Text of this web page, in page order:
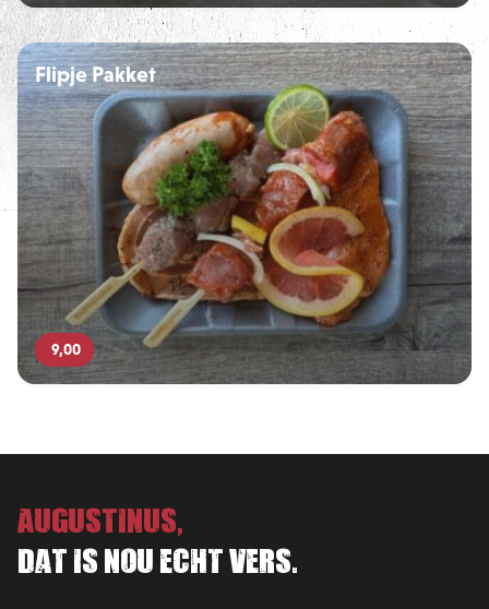
Flipje Pakket
9,00
Augustinus,
Dat is nou echt vers.